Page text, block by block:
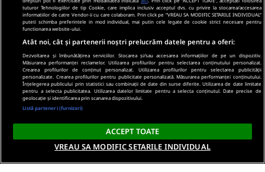
tuturor Tehnologiilor de tip Cookie, care implica inclusiv acceptul dvs. cu privire la stocarea/accesarea
informatiilor de catre Vendor-ii cu care colaboram. Prin click pe “VREAU SA MODIFIC SETARILE INDIVIDUAL”
puteti schimba preferintele in mod individual, mai putin cele legate de cookie strict necesare pentru
functionarea website-ului.
Atât noi, cât și partenerii noștri prelucrăm datele pentru a oferi:
Dezvoltarea și îmbunătățirea serviciilor. Stocarea și/sau accesarea informațiilor de pe un dispozitiv.
Măsurarea performanței reclamelor. Utilizarea profilurilor pentru selectarea conținutului personalizat.
Crearea profilurilor de conținut personalizat. Utilizarea profilurilor pentru selectarea publicității
personalizate. Crearea profilurilor pentru publicitate personalizată. Măsurarea performanței conținutului.
Înțelegerea publicului prin statistici sau combinații de date din surse diferite. Utilizarea de date limitate
pentru a selecta publicitatea. Utilizarea datelor limitate pentru a selecta conținutul. Date precise de
geolocație și identificarea prin scanarea dispozitivului.
Listă parteneri (furnizori)
ACCEPT TOATE
VREAU SA MODIFIC SETARILE INDIVIDUAL